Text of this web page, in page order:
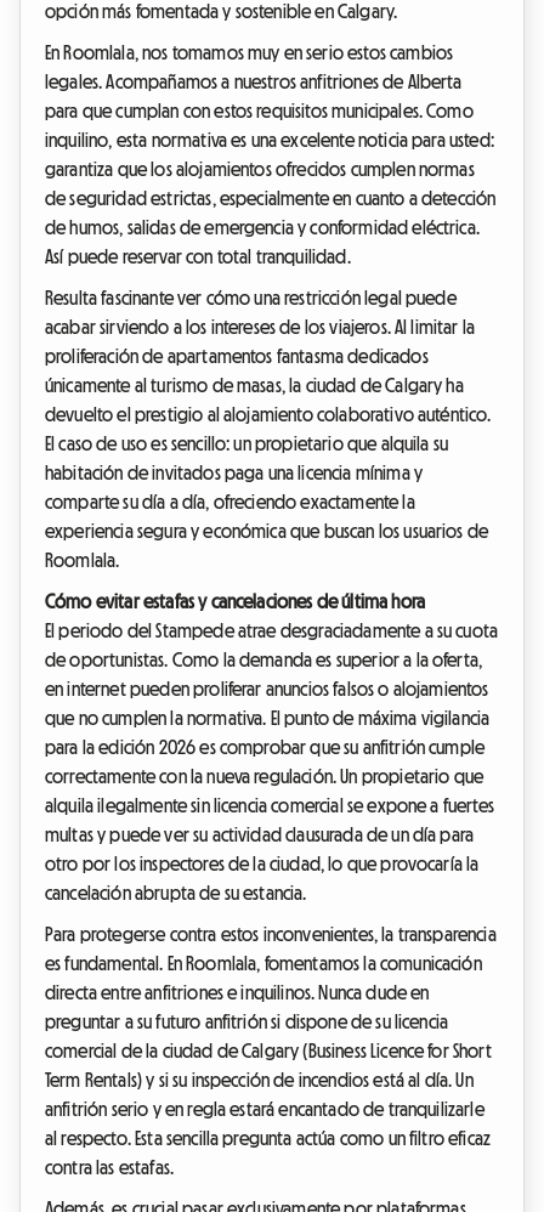
opción más fomentada y sostenible en Calgary.
En Roomlala, nos tomamos muy en serio estos cambios
legales. Acompañamos a nuestros anfitriones de Alberta
para que cumplan con estos requisitos municipales. Como
inquilino, esta normativa es una excelente noticia para usted:
garantiza que los alojamientos ofrecidos cumplen normas
de seguridad estrictas, especialmente en cuanto a detección
de humos, salidas de emergencia y conformidad eléctrica.
Así puede reservar con total tranquilidad.
Resulta fascinante ver cómo una restricción legal puede
acabar sirviendo a los intereses de los viajeros. Al limitar la
proliferación de apartamentos fantasma dedicados
únicamente al turismo de masas, la ciudad de Calgary ha
devuelto el prestigio al alojamiento colaborativo auténtico.
El caso de uso es sencillo: un propietario que alquila su
habitación de invitados paga una licencia mínima y
comparte su día a día, ofreciendo exactamente la
experiencia segura y económica que buscan los usuarios de
Roomlala.
Cómo evitar estafas y cancelaciones de última hora
El periodo del Stampede atrae desgraciadamente a su cuota
de oportunistas. Como la demanda es superior a la oferta,
en internet pueden proliferar anuncios falsos o alojamientos
que no cumplen la normativa. El punto de máxima vigilancia
para la edición 2026 es comprobar que su anfitrión cumple
correctamente con la nueva regulación. Un propietario que
alquila ilegalmente sin licencia comercial se expone a fuertes
multas y puede ver su actividad clausurada de un día para
otro por los inspectores de la ciudad, lo que provocaría la
cancelación abrupta de su estancia.
Para protegerse contra estos inconvenientes, la transparencia
es fundamental. En Roomlala, fomentamos la comunicación
directa entre anfitriones e inquilinos. Nunca dude en
preguntar a su futuro anfitrión si dispone de su licencia
comercial de la ciudad de Calgary (Business Licence for Short
Term Rentals) y si su inspección de incendios está al día. Un
anfitrión serio y en regla estará encantado de tranquilizarle
al respecto. Esta sencilla pregunta actúa como un filtro eficaz
contra las estafas.